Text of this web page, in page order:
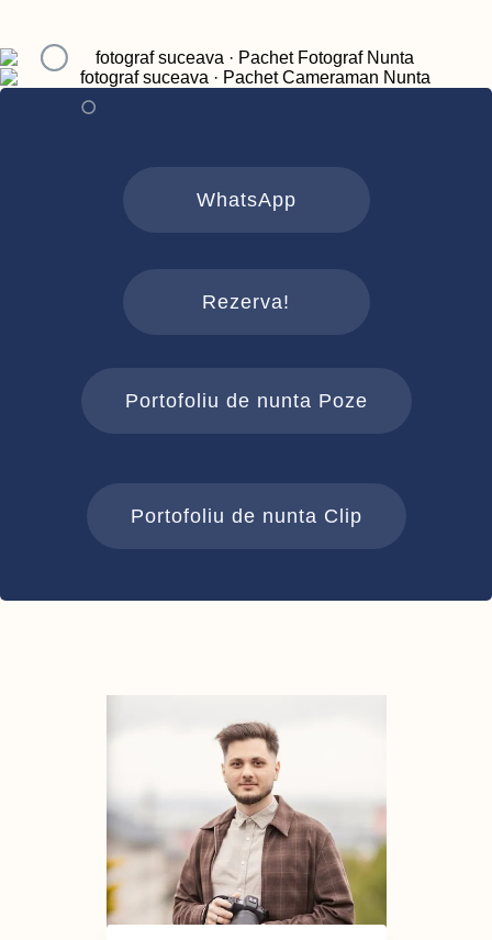
WhatsApp
Rezerva!
Portofoliu de nunta Poze
Portofoliu de nunta Clip